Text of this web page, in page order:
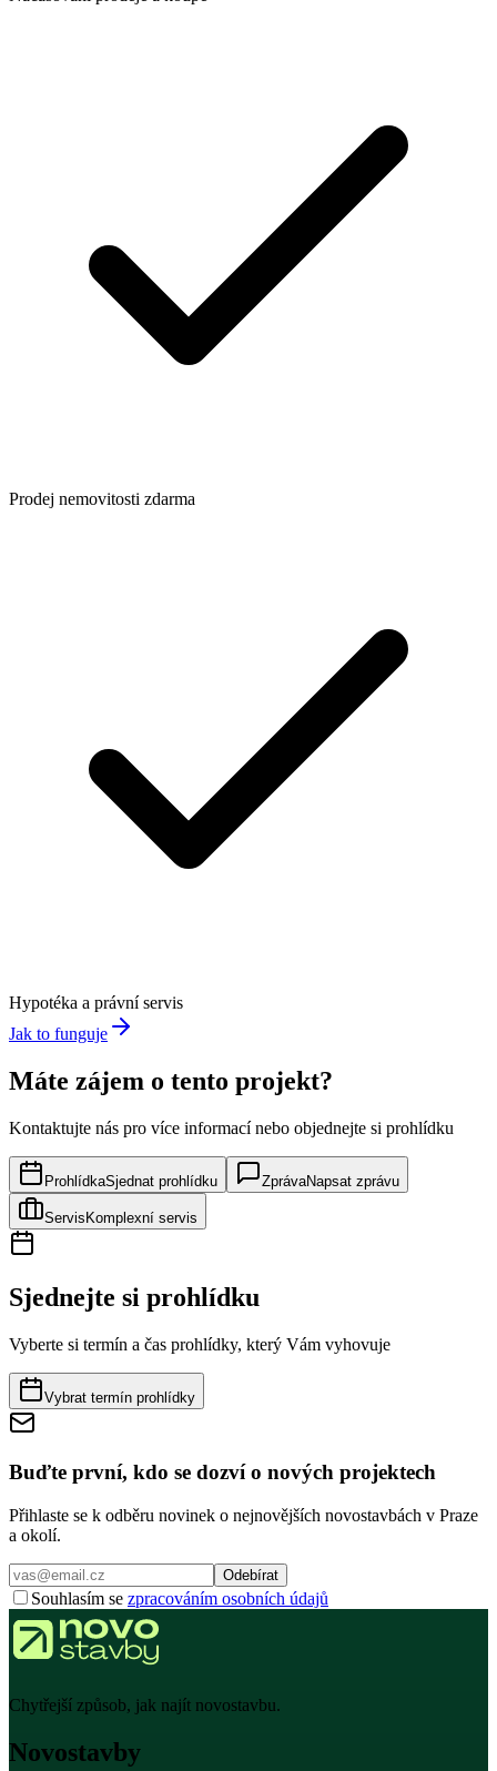
Prodej nemovitosti zdarma
Hypotéka a právní servis
Jak to funguje
Máte zájem o tento projekt?
Kontaktujte nás pro více informací nebo objednejte si prohlídku
ProhlídkaSjednat prohlídku ZprávaNapsat zprávu
Servis Komplexní servis
Sjednejte si prohlídku
Vyberte si termín a čas prohlídky, který Vám vyhovuje
Vybrat termín prohlídky
Buďte první, kdo se dozví o nových projektech
Přihlaste se k odběru novinek o nejnovějších novostavbách v Praze
a okolí.
Odebírat
Souhlasím se zpracováním osobních údajů
Chytřejší způsob, jak najít novostavbu.
Novostavby